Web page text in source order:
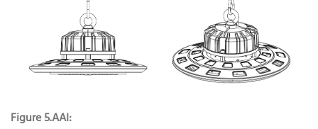
Figure 5.AAI: